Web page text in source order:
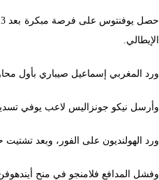
الإيطالي.
ورد المغربي إسماعيل صيباري بأول
وأرسل نيكو جونزاليس لاعب يوفي
ورد الهولنديون على الفور، وبعد
وفشل المدافع فلامنجو في منح أيندهوفن التقدم بعدما أهدر فرصة